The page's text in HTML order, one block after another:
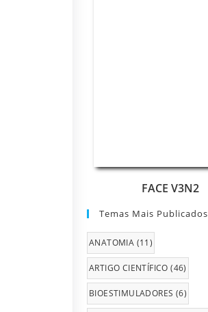
FACE V3N2
Temas Mais Publicados
ANATOMIA (11)
ARTIGO CIENTÍFICO (46)
BIOESTIMULADORES (6)